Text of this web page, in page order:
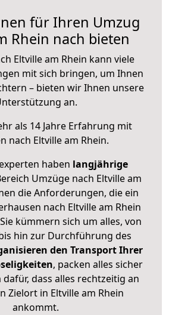
für Ihren Umzug
Rhein nach bieten
Eltville am Rhein kann viele
mit sich bringen, um Ihnen
– bieten wir Ihnen unsere
an.
als 14 Jahre Erfahrung mit
nach Eltville am Rhein.
haben langjährige
Umzüge nach Eltville am
die Anforderungen, die ein
nach Eltville am Rhein
kümmern sich um alles, von
hin zur Durchführung des
den Transport Ihrer
, packen alles sicher
dass alles rechtzeitig an
Zielort in Eltville am Rhein
ankommt.